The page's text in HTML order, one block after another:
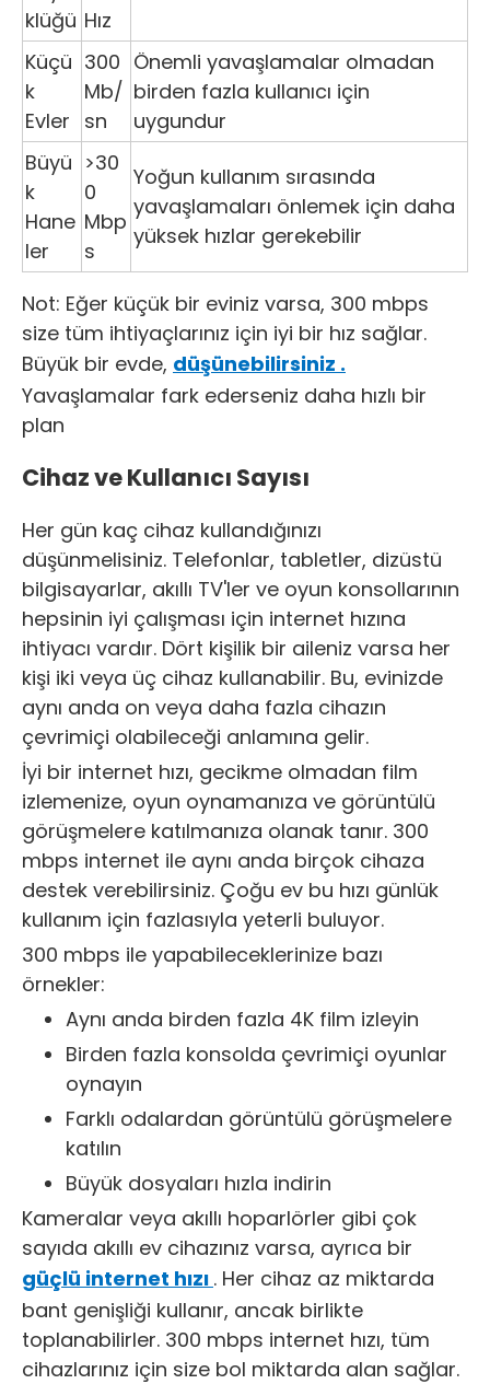
klüğü Hız
Küçü
k
Evler
300
Mb/
sn
Önemli yavaşlamalar olmadan
birden fazla kullanıcı için
uygundur
Büyü
k
Hane
ler
>30
0
Mbp
s
Yoğun kullanım sırasında
yavaşlamaları önlemek için daha
yüksek hızlar gerekebilir
Not: Eğer küçük bir eviniz varsa, 300 mbps
size tüm ihtiyaçlarınız için iyi bir hız sağlar.
Büyük bir evde, düşünebilirsiniz .
Yavaşlamalar fark ederseniz daha hızlı bir
plan
Cihaz ve Kullanıcı Sayısı
Her gün kaç cihaz kullandığınızı
düşünmelisiniz. Telefonlar, tabletler, dizüstü
bilgisayarlar, akıllı TV'ler ve oyun konsollarının
hepsinin iyi çalışması için internet hızına
ihtiyacı vardır. Dört kişilik bir aileniz varsa her
kişi iki veya üç cihaz kullanabilir. Bu, evinizde
aynı anda on veya daha fazla cihazın
çevrimiçi olabileceği anlamına gelir.
İyi bir internet hızı, gecikme olmadan film
izlemenize, oyun oynamanıza ve görüntülü
görüşmelere katılmanıza olanak tanır. 300
mbps internet ile aynı anda birçok cihaza
destek verebilirsiniz. Çoğu ev bu hızı günlük
kullanım için fazlasıyla yeterli buluyor.
300 mbps ile yapabileceklerinize bazı
örnekler:
Aynı anda birden fazla 4K film izleyin
Birden fazla konsolda çevrimiçi oyunlar
oynayın
Farklı odalardan görüntülü görüşmelere
katılın
Büyük dosyaları hızla indirin
Kameralar veya akıllı hoparlörler gibi çok
sayıda akıllı ev cihazınız varsa, ayrıca bir
güçlü internet hızı . Her cihaz az miktarda
bant genişliği kullanır, ancak birlikte
toplanabilirler. 300 mbps internet hızı, tüm
cihazlarınız için size bol miktarda alan sağlar.